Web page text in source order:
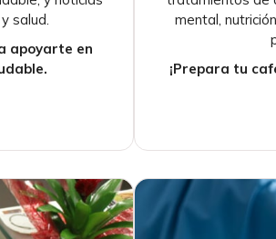
salud.
apoyarte en
mental,
¡Prepara tu